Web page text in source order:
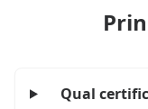
Qual